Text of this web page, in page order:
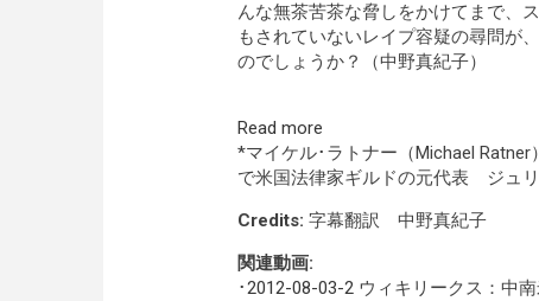
んな無茶苦茶な脅しをかけてまで、
もされていないレイプ容疑の尋問が
のでしょうか？（中野真紀子）
Read more
*マイケル･ラトナー（Michael
で米国法律家ギルドの元代表 ジュ
Credits: 字幕翻訳 中野真紀子
関連動画:
･2012-08-03-2ウィキリークス：中